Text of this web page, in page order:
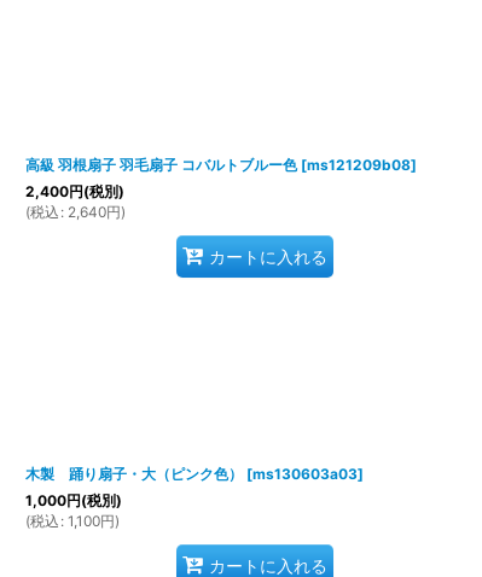
高級 羽根扇子 羽毛扇子 コバルトブルー色 [ms121209b08]
2,400円(税別)
(税込 : 2,640円)
カートに入れる
木製 踊り扇子・大（ピンク色） [ms130603a03]
1,000円(税別)
(税込 : 1,100円)
カートに入れる